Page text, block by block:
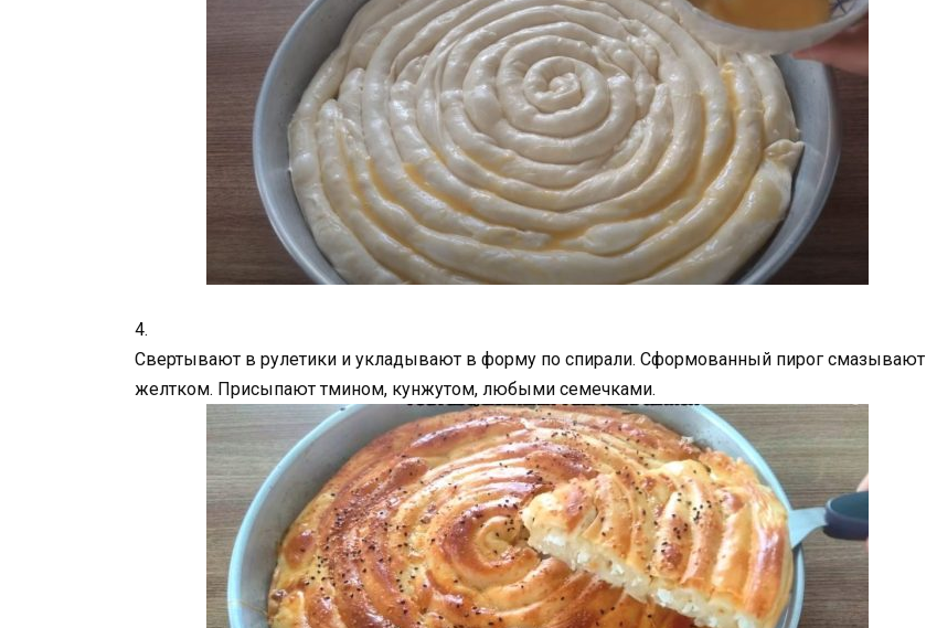
4.
Свертывают в рулетики и укладывают в форму по спирали. Сформованный пирог смазывают
желтком. Присыпают тмином, кунжутом, любыми семечками.